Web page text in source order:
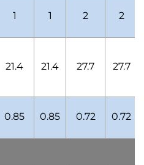
1 1 2 2
21.4 21.4 27.7 27.7
0.85 0.85 0.72 0.72